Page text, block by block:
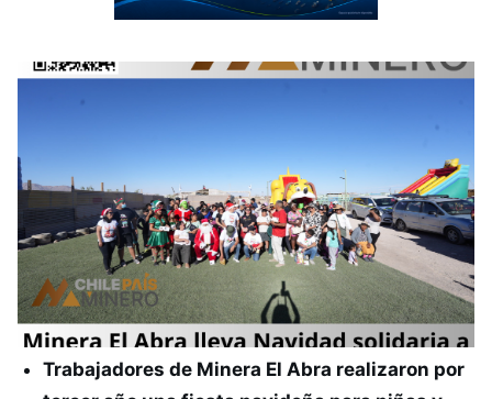
Trabajadores de Minera El Abra realizaron por